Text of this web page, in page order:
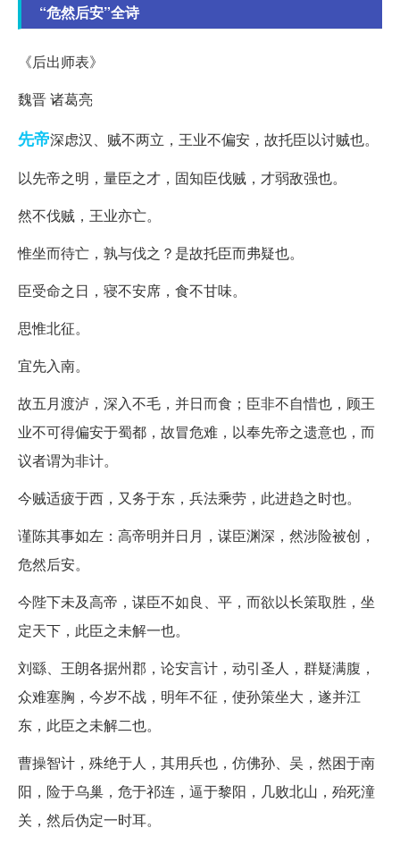
“危然后安”全诗
《后出师表》
魏晋 诸葛亮
先帝深虑汉、贼不两立，王业不偏安，故托臣以讨贼也。
以先帝之明，量臣之才，固知臣伐贼，才弱敌强也。
然不伐贼，王业亦亡。
惟坐而待亡，孰与伐之？是故托臣而弗疑也。
臣受命之日，寝不安席，食不甘味。
思惟北征。
宜先入南。
故五月渡泸，深入不毛，并日而食；臣非不自惜也，顾王
业不可得偏安于蜀都，故冒危难，以奉先帝之遗意也，而
议者谓为非计。
今贼适疲于西，又务于东，兵法乘劳，此进趋之时也。
谨陈其事如左：高帝明并日月，谋臣渊深，然涉险被创，
危然后安。
今陛下未及高帝，谋臣不如良、平，而欲以长策取胜，坐
定天下，此臣之未解一也。
刘繇、王朗各据州郡，论安言计，动引圣人，群疑满腹，
众难塞胸，今岁不战，明年不征，使孙策坐大，遂并江
东，此臣之未解二也。
曹操智计，殊绝于人，其用兵也，仿佛孙、吴，然困于南
阳，险于乌巢，危于祁连，逼于黎阳，几败北山，殆死潼
关，然后伪定一时耳。